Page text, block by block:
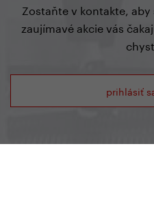
Zostaňte v kontakte,
zaujímavé akcie vás
prihlásiť